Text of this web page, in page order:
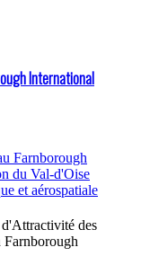
International
des
Farnborough